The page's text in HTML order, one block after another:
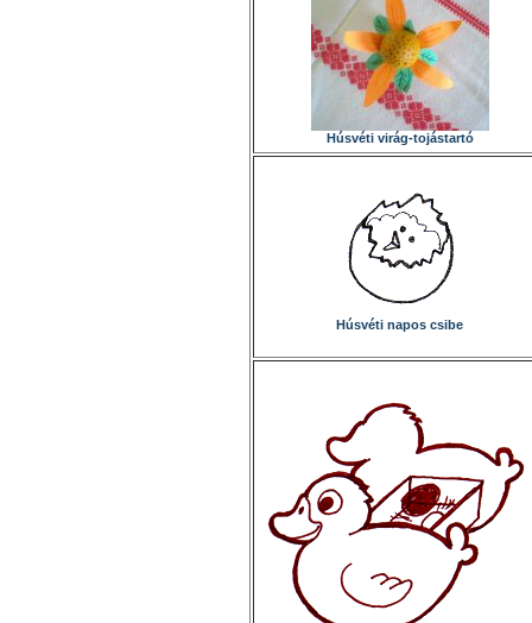
Húsvéti virág-tojástartó
Húsvéti napos csibe